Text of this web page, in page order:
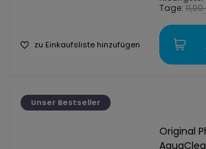
Tage:
zu Einkaufsliste hinzufügen
Unser Bestseller
Original